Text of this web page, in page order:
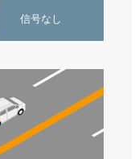
信号なし